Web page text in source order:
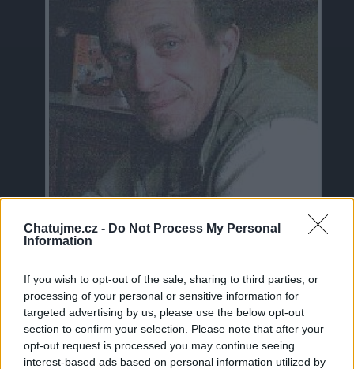
Chatujme.cz - Do Not Process My Personal
Information
If you wish to opt-out of the sale, sharing to third parties, or
processing of your personal or sensitive information for
targeted advertising by us, please use the below opt-out
section to confirm your selection. Please note that after your
opt-out request is processed you may continue seeing
interest-based ads based on personal information utilized by
Profilová fotografie byla aktualizována před 12 lety
0 uživatelům se líbí